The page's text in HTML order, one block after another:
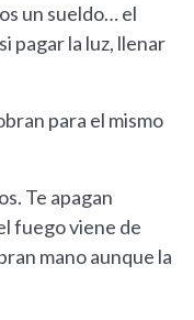
un sueldo… el
pagar la luz, llenar
para el mismo
Te apagan
fuego viene de
mano aunque la